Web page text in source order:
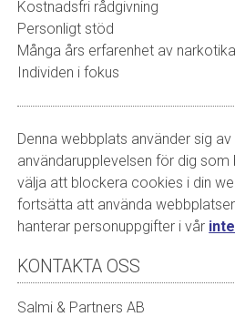
Kostnadsfri rådgivning
Personligt stöd
Många års erfarenhet av
Individen i fokus
Denna webbplats använder sig
användarupplevelsen för dig som
välja att blockera cookies i din
fortsätta att använda
hanterar personuppgifter i vår
KONTAKTA OSS
Salmi & Partners AB